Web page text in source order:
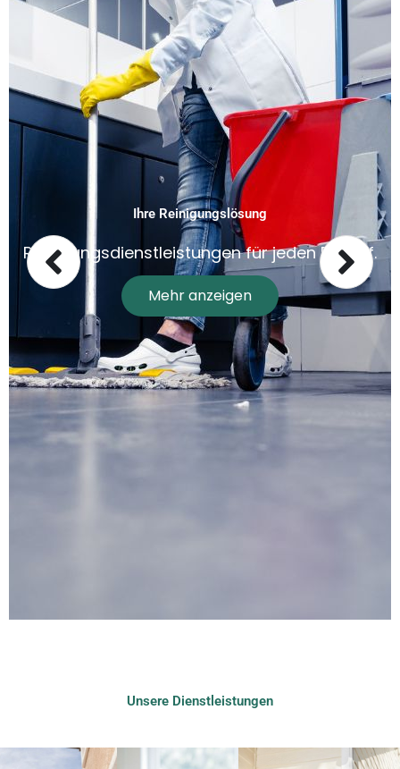
Ihre Reinigungslösung
Reinigungsdienstleistungen für jeden Bedarf.
Mehr anzeigen
Unsere Dienstleistungen